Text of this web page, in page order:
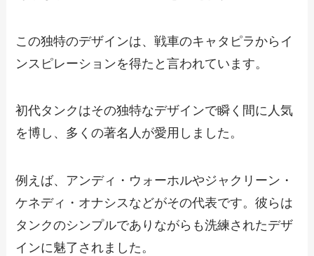
この独特のデザインは、戦車のキャタピラからイ
ンスピレーションを得たと言われています。
初代タンクはその独特なデザインで瞬く間に人気
を博し、多くの著名人が愛用しました。
例えば、アンディ・ウォーホルやジャクリーン・
ケネディ・オナシスなどがその代表です。彼らは
タンクのシンプルでありながらも洗練されたデザ
インに魅了されました。